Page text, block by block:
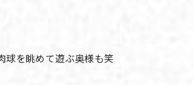
球を眺めて遊ぶ奥様も笑